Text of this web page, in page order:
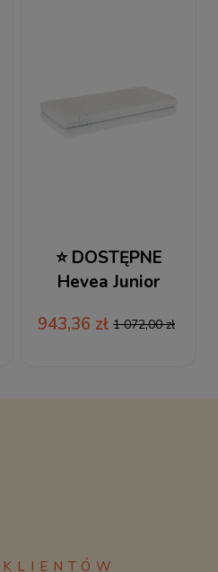
⭐ DOSTĘPNE
Hevea Junior
materac1 072,00 zł
943,36 zł